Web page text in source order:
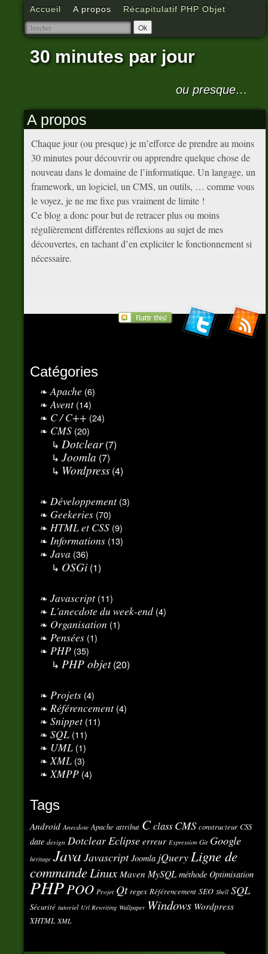
Accueil A propos Récapitulatif PHP Objet
30 minutes par jour
ou presque…
A propos
Chaque jour (ou presque) je m’efforce de prendre au moins
30 minutes pour découvrir ou apprendre quelque chose de
nouveau dans le domaine de l’informatique. Un langage, un
framework, un logiciel, un CMS, un outils, … comme vous
le voyez, je ne me fixe pas vraiment de limite !
Ce blog a donc pour but de retracer plus ou moins
régulièrement différentes réflexions au sujet de mes
découvertes, en tachant d’en expliciter le fonctionnement si
nécessaire.
Catégories
Apache (6)
Avent (14)
C / C++ (24)
CMS (20)
Dotclear(7)
Joomla (7)
Wordpress (4)
Développement (3)
Geekeries (70)
HTML et CSS (9)
Informations (13)
Java (36)
OSGi(1)
Javascript (11)
L'anecdote du week-end (4)
Organisation (1)
Pensées (1)
PHP (35)
PHP objet(20)
Projets (4)
Référencement (4)
Snippet (11)
SQL (11)
UML (1)
XML (3)
XMPP (4)
Tags
Android Anecdote Apache attribut Cclass CMS constructeur CSS
date design DotclearEclipse erreur Expression Git Google
héritage Java Javascript Joomla jQueryLigne de
commandeLinux Maven MySQL méthode Optimisation
PHPPOO Projet Qt regex Référencement SEO Shell SQL
Sécurité tutoriel Url Rewriting Wallpaper Windows Wordpress
XHTML XML